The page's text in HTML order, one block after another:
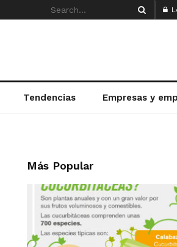
Tendencias Empresas y
Más Popular